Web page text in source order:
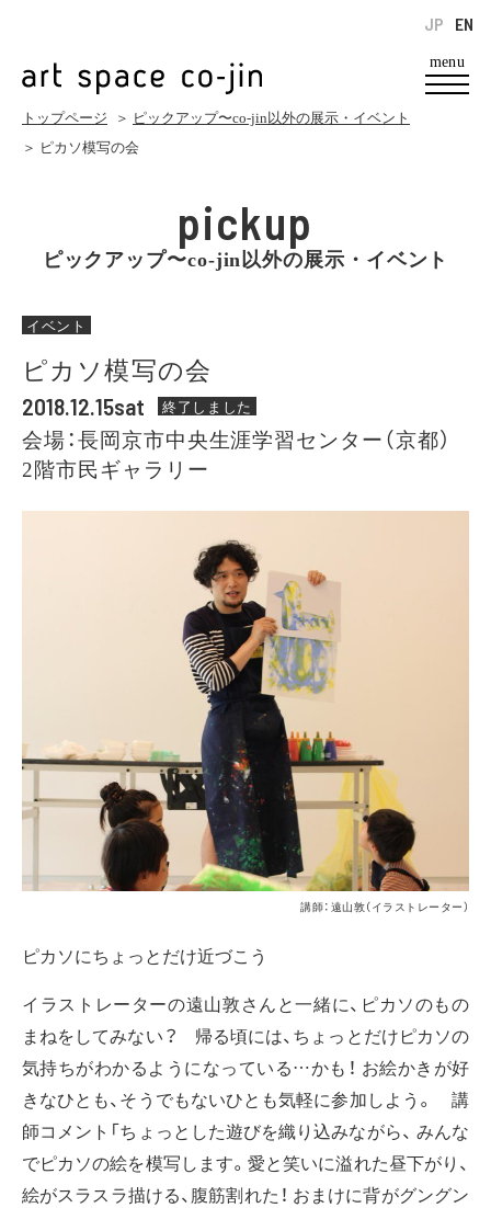
menu
EN
JP
トップページ ＞ ピックアップ〜co-jin以外の展示・イベント
＞ ピカソ模写の会
pickup
ピックアップ〜co-jin以外の展示・イベント
イベント
ピカソ模写の会
2018.12.15sat 終了しました
会場：長岡京市中央生涯学習センター（京都）
2階市民ギャラリー
講師：遠山敦（イラストレーター）
ピカソにちょっとだけ近づこう
イラストレーターの遠山敦さんと一緒に、ピカソのもの
まねをしてみない？ 帰る頃には、ちょっとだけピカソの
気持ちがわかるようになっている…かも！ お絵かきが好
きなひとも、そうでもないひとも気軽に参加しよう。 講
師コメント「ちょっとした遊びを織り込みながら、 みんな
でピカソの絵を模写します。愛と笑いに溢れた昼下がり、
絵がスラスラ描ける、腹筋割れた！ おまけに背がグングン